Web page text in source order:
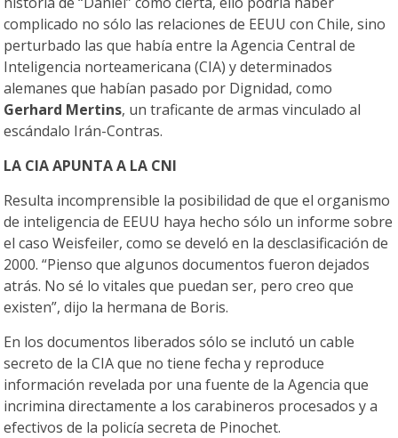
complicado no sólo las relaciones de EEUU con Chile, sino
perturbado las que había entre la Agencia Central de
Inteligencia norteamericana (CIA) y determinados
alemanes que habían pasado por Dignidad, como
Gerhard Mertins, un traficante de armas vinculado al
escándalo Irán-Contras.
LA CIA APUNTA A LA CNI
Resulta incomprensible la posibilidad de que el organismo
de inteligencia de EEUU haya hecho sólo un informe sobre
el caso Weisfeiler, como se develó en la desclasificación de
2000. “Pienso que algunos documentos fueron dejados
atrás. No sé lo vitales que puedan ser, pero creo que
existen”, dijo la hermana de Boris.
En los documentos liberados sólo se inclutó un cable
secreto de la CIA que no tiene fecha y reproduce
información revelada por una fuente de la Agencia que
incrimina directamente a los carabineros procesados y a
efectivos de la policía secreta de Pinochet.